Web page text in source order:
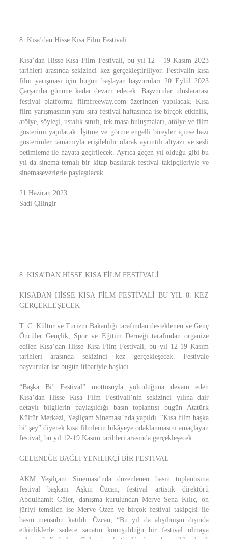
8. Kısa’dan Hisse Kısa Film Festivali
Kısa’dan Hisse Kısa Film Festivali, bu yıl 12 - 19 Kasım 2023
tarihleri arasında sekizinci kez gerçekleştiriliyor. Festivalin kısa
film yarışması için bugün başlayan başvuruları 20 Eylül 2023
Çarşamba gününe kadar devam edecek. Başvurular uluslararası
festival platformu filmfreeway.com üzerinden yapılacak. Kısa
film yarışmasının yanı sıra festival haftasında ise birçok etkinlik,
atölye, söyleşi, ustalık sınıfı, tek masa buluşmaları, atölye ve film
gösterimi yapılacak. İşitme ve görme engelli bireyler içinse bazı
gösterimler tamamıyla erişilebilir olarak ayrıntılı altyazı ve sesli
betimleme ile hayata geçirilecek. Ayrıca geçen yıl olduğu gibi bu
yıl da sinema temalı bir kitap basılarak festival takipçileriyle ve
sinemaseverlerle paylaşılacak.
21 Haziran 2023
Sadi Çilingir
8. KISA’DAN HİSSE KISA FİLM FESTİVALİ
KISADAN HİSSE KISA FİLM FESTİVALİ BU YIL 8. KEZ
GERÇEKLEŞECEK
T. C. Kültür ve Turizm Bakanlığı tarafından desteklenen ve Genç
Öncüler Gençlik, Spor ve Eğitim Derneği tarafından organize
edilen Kısa’dan Hisse Kısa Film Festivali, bu yıl 12-19 Kasım
tarihleri arasında sekizinci kez gerçekleşecek. Festivale
başvurular ise bugün itibariyle başladı.
“Başka Bi’ Festival” mottosuyla yolculuğuna devam eden
Kısa’dan Hisse Kısa Film Festivali’nin sekizinci yılına dair
detaylı bilgilerin paylaşıldığı basın toplantısı bugün Atatürk
Kültür Merkezi, Yeşilçam Sineması’nda yapıldı. “Kısa film başka
bi’ şey” diyerek kısa filmlerin hikâyeye odaklanmasını amaçlayan
festival, bu yıl 12-19 Kasım tarihleri arasında gerçekleşecek.
GELENEĞE BAĞLI YENİLİKÇİ BİR FESTİVAL
AKM Yeşilçam Sineması’nda düzenlenen basın toplantısına
festival başkanı Aşkın Özcan, festival artistik direktörü
Abdulhamit Güler, danışma kurulundan Merve Sena Kılıç, ön
jüriyi temsilen ise Merve Özen ve birçok festival takipçisi ile
basın mensubu katıldı. Özcan, “Bu yıl da alışılmışın dışında
etkinliklerle sadece sanatın konuşulduğu bir festival olmaya